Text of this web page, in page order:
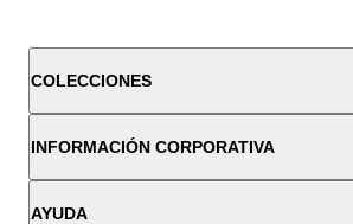
COLECCIONES
INFORMACIÓN CORPORATIVA
AYUDA